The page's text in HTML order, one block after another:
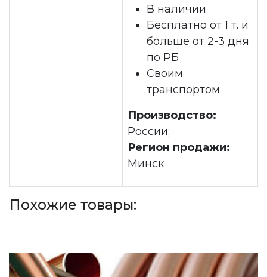
В наличии
Бесплатно от 1 т. и
больше от 2-3 дня
по РБ
Своим
транспортом
Производство:
России;
Регион продажи:
Минск
Похожие товары: